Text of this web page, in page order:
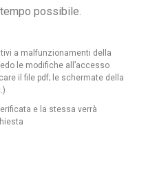
possibile.
a malfunzionamenti della
le modifiche all’accesso
il file pdf; le schermate della
e la stessa verrà